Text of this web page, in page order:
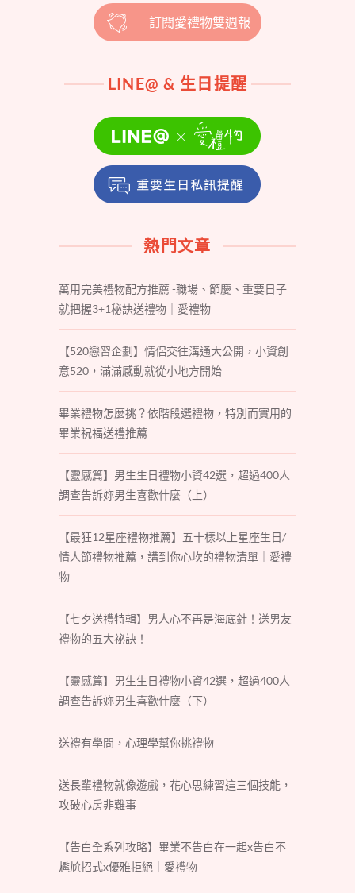
訂閱愛禮物雙週報
LINE@ & 生日提醒
熱門文章
萬用完美禮物配方推薦 -職場、節慶、重要日子
就把握3+1秘訣送禮物｜愛禮物
【520戀習企劃】情侶交往溝通大公開，小資創
意520，滿滿感動就從小地方開始
畢業禮物怎麼挑？依階段選禮物，特別而實用的
畢業祝福送禮推薦
【靈感篇】男生生日禮物小資42選，超過400人
調查告訴妳男生喜歡什麼（上）
【最狂12星座禮物推薦】五十樣以上星座生日/
情人節禮物推薦，講到你心坎的禮物清單｜愛禮
物
【七夕送禮特輯】男人心不再是海底針！送男友
禮物的五大祕訣！
【靈感篇】男生生日禮物小資42選，超過400人
調查告訴妳男生喜歡什麼（下）
送禮有學問，心理學幫你挑禮物
送長輩禮物就像遊戲，花心思練習這三個技能，
攻破心房非難事
【告白全系列攻略】畢業不告白在一起x告白不
尷尬招式x優雅拒絕｜愛禮物